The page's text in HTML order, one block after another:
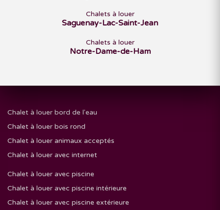
Chalets à louer
Saguenay-Lac-Saint-Jean
Chalets à louer
Notre-Dame-de-Ham
Chalet à louer bord de l'eau
Chalet à louer bois rond
Chalet à louer animaux acceptés
Chalet à louer avec internet
Chalet à louer avec piscine
Chalet à louer avec piscine intérieure
Chalet à louer avec piscine extérieure